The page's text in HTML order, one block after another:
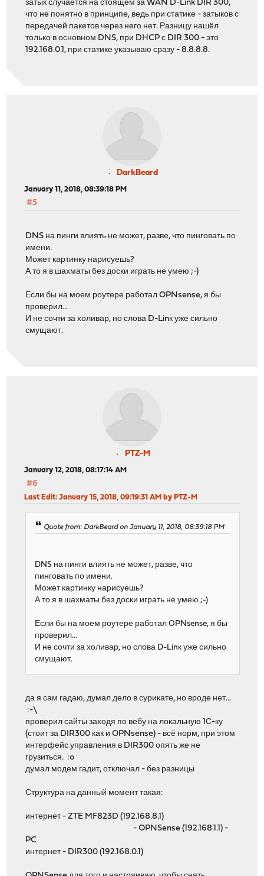
затык случается на стоящем за WAN D-Link DIR 300,
что не понятно в принципе, ведь при статике - затыков с
передачей пакетов через него нет. Разницу нашёл
только в основном DNS, при DHCP с DIR 300 - это
192.168.0.1, при статике указываю сразу - 8.8.8.8.
DarkBeard
January 11, 2018, 08:39:18 PM
#5
DNS на пинги влиять не может, разве, что пинговать по
имени.
Может картинку нарисуешь?
А то я в шахматы без доски играть не умею ;-)
Если бы на моем роутере работал OPNsense, я бы
проверил...
И не сочти за холивар, но слова D-Linк уже сильно
смущают.
PTZ-M
January 12, 2018, 08:17:14 AM
#6
Last Edit: January 15, 2018, 09:19:31 AM by PTZ-M
Quote from: DarkBeard on January 11, 2018, 08:39:18 PM
DNS на пинги влиять не может, разве, что
пинговать по имени.
Может картинку нарисуешь?
А то я в шахматы без доски играть не умею ;-)
Если бы на моем роутере работал OPNsense, я бы
проверил...
И не сочти за холивар, но слова D-Linк уже сильно
смущают.
да я сам гадаю, думал дело в сурикате, но вроде нет...
:-\
проверил сайты заходя по вебу на локальную 1С-ку
(стоит за DIR300 как и OPNsense) - всё норм, при этом
интерфейс управления в DIR300 опять же не
грузиться. :o
думал модем гадит, отключал - без разницы
Структура на данный момент такая:
интернет - ZTE MF823D (192.168.8.1)
- OPNSense (192.168.1.1) -
PC
интернет - DIR300 (192.168.0.1)